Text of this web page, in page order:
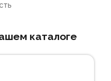
каталоге